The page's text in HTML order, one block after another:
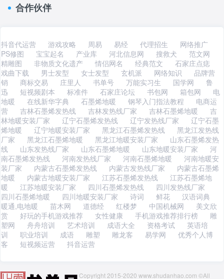
合作伙伴
抖音代运营 游戏攻略 周易 易经 代理招生
网络推广
PS修图
宝宝起名 产业库 河北信息网 搜救犬
范文网
精雕图
非物质文化遗产 情侣网名 经典范文
石家庄点痣
戏曲下载
男士发型 女士发型 玄机派 网络知识
品牌营
销
商标交易 庄里人 书单号 万能实习生 国学网
鲁
迅
短视频剧本 标准件 石家庄论坛 书包网 箱包网
电
地暖
在线新华字典 石墨烯地暖 钢琴入门指法教程
电商运
营
吉林石墨烯发热线 吉林发热线厂家 吉林石墨烯地暖
吉
林地暖安装厂家
辽宁石墨烯发热线 辽宁发热线厂家
辽宁石墨
烯地暖
辽宁地暖安装厂家 黑龙江石墨烯发热线
黑龙江发热线
厂家
黑龙江石墨烯地暖 黑龙江地暖安装厂家
山东石墨烯发热
线
山东发热线厂家 山东石墨烯地暖 山东地暖安装厂家
河
南石墨烯发热线
河南发热线厂家 河南石墨烯地暖
河南地暖安
装厂家
内蒙古石墨烯发热线 内蒙古发热线厂家
内蒙古石墨烯
地暖
内蒙古地暖安装厂家 江苏石墨烯发热线
江苏石墨烯地
暖
江苏地暖安装厂家 四川石墨烯发热线
四川发热线厂家
四川石墨烯地暖
四川地暖安装厂家 诗词 鲜花
汉语词典
暖通,电地暖
苗木网 道德经 红楼梦 中国机械网
美文欣
赏
好玩的手机游戏推荐 女性健康 手机游戏推荐排行榜
雕
塑网
舟舟培训 艺术培训 成语大全 资格考试
英语培
训
职业培训 成语 雕塑 雕龙客 易学网
优秀个人博
客
短视频运营 抖音运营
Copyright 2015-2020 www.shudanhao.com ©All